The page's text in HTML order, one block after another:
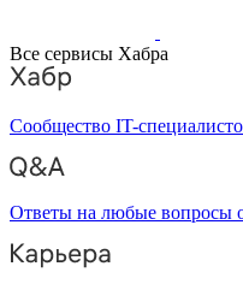
Все сервисы Хабра
Сообщество IT-
Ответы на любые вопросы